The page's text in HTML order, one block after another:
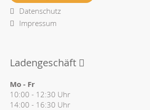
Datenschutz
Impressum
Ladengeschäft
Mo - Fr
10:00 - 12:30 Uhr
14:00 - 16:30 Uhr